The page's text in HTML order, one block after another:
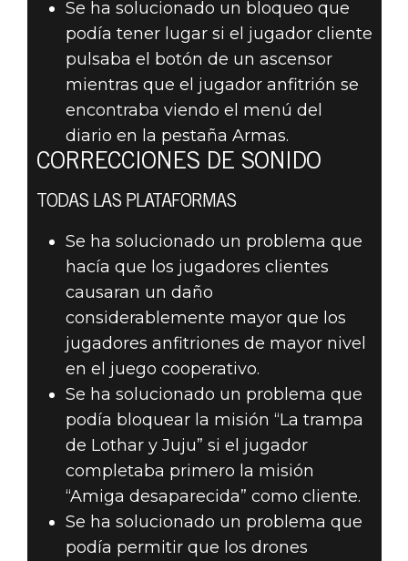
Se ha solucionado un bloqueo que
podía tener lugar si el jugador cliente
pulsaba el botón de un ascensor
mientras que el jugador anfitrión se
encontraba viendo el menú del
diario en la pestaña Armas.
CORRECCIONES DE SONIDO
TODAS LAS PLATAFORMAS
Se ha solucionado un problema que
hacía que los jugadores clientes
causaran un daño
considerablemente mayor que los
jugadores anfitriones de mayor nivel
en el juego cooperativo.
Se ha solucionado un problema que
podía bloquear la misión “La trampa
de Lothar y Juju” si el jugador
completaba primero la misión
“Amiga desaparecida” como cliente.
Se ha solucionado un problema que
podía permitir que los drones